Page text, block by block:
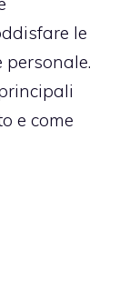
le
e come